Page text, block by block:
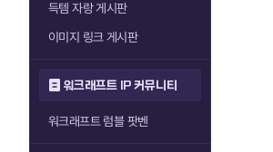
득템 자랑 게시판
이미지 링크 게시판
워크래프트 IP 커뮤니티
워크래프트 럼블 팟벤